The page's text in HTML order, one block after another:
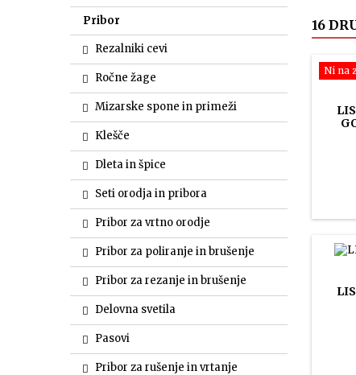
Pribor
Rezalniki cevi
Ročne žage
Mizarske spone in primeži
Klešče
Dleta in špice
Seti orodja in pribora
Pribor za vrtno orodje
Pribor za poliranje in brušenje
Pribor za rezanje in brušenje
Delovna svetila
Pasovi
Pribor za rušenje in vrtanje
16
Ni na